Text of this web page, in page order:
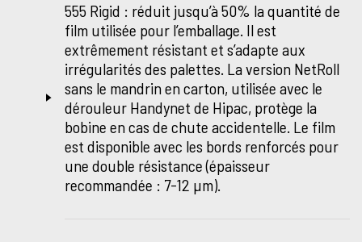
555 Rigid : réduit jusqu’à 50% la quantité de
film utilisée pour l’emballage. Il est
extrêmement résistant et s’adapte aux
irrégularités des palettes. La version NetRoll
sans le mandrin en carton, utilisée avec le
dérouleur Handynet de Hipac, protège la
bobine en cas de chute accidentelle. Le film
est disponible avec les bords renforcés pour
une double résistance (épaisseur
recommandée : 7-12 µm).